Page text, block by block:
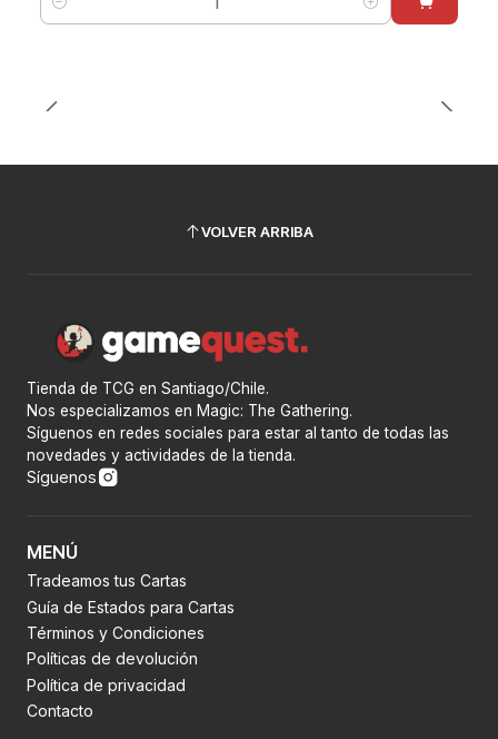
Cantidad
VOLVER ARRIBA
Tienda de TCG en Santiago/Chile.
Nos especializamos en Magic: The Gathering.
Síguenos en redes sociales para estar al tanto de todas las
novedades y actividades de la tienda.
Síguenos
MENÚ
Tradeamos tus Cartas
Guía de Estados para Cartas
Términos y Condiciones
Políticas de devolución
Política de privacidad
Contacto